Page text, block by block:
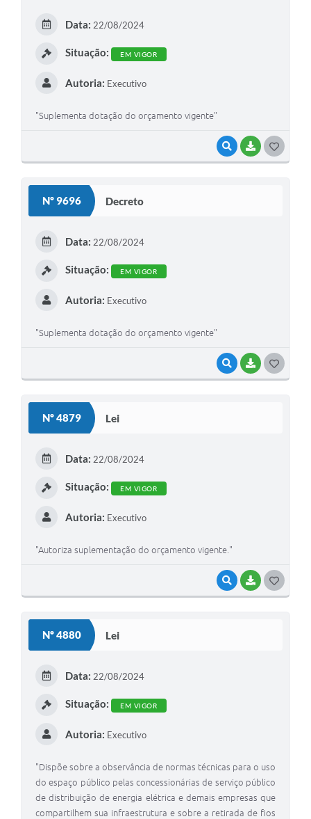
VISUALIZAR
BAIXAR
Data: 22/08/2024
Situação: EM VIGOR
Autoria: Executivo
"Suplementa dotação do orçamento vigente"
Nº 9696 Decreto
VISUALIZAR
BAIXAR
Data: 22/08/2024
Situação: EM VIGOR
Autoria: Executivo
"Suplementa dotação do orçamento vigente"
Nº 4879 Lei
VISUALIZAR
BAIXAR
Data: 22/08/2024
Situação: EM VIGOR
Autoria: Executivo
"Autoriza suplementação do orçamento vigente."
Nº 4880 Lei
Data: 22/08/2024
Situação: EM VIGOR
Autoria: Executivo
"Dispõe sobre a observância de normas técnicas para o uso
do espaço público pelas concessionárias de serviço público
de distribuição de energia elétrica e demais empresas que
compartilhem sua infraestrutura e sobre a retirada de fios